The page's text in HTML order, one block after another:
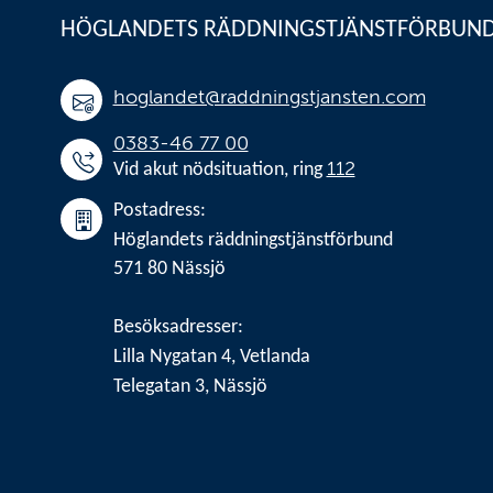
HÖGLANDETS
hoglandet@raddningstjansten.com
0383-46 77 00
Vid akut nödsituation, ring 112
Postadress:
Höglandets räddningstjänstförbund
571 80 Nässjö
Besöksadresser:
Lilla Nygatan 4, Vetlanda
Telegatan 3, Nässjö